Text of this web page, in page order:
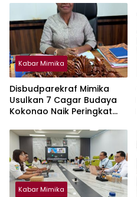
Tanggung Jawab
Selesaikan Masalah Akses
Masyarakat
Kabar Mimika
Disbudparekraf Mimika
Usulkan 7 Cagar Budaya
Kokonao Naik Peringkat
Kabar Mimika